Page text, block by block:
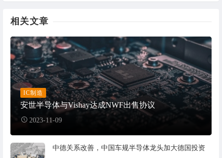
相关文章
IC制造
安世半导体与Vishay达成NWF出售协议
2023-11-09
中德关系改善，中国车规半导体龙头加大德国投资